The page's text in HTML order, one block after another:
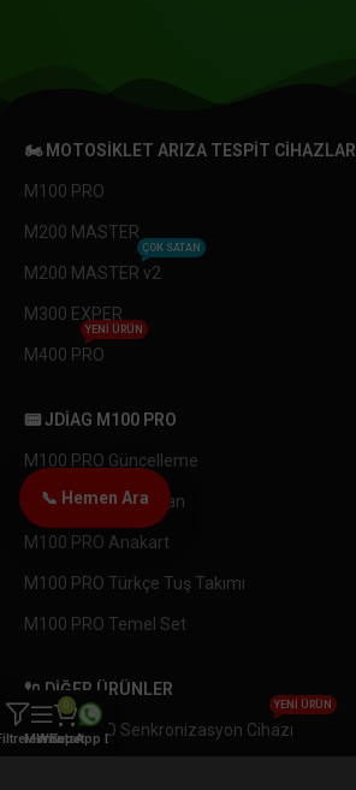
🏍️ MOTOSIKLET ARIZA TESPIT CIHAZLARI
M100 PRO
M200 MASTER
M200 MASTER v2
ÇOK SATAN
M300 EXPER
M400 PRO
YENI ÜRÜN
📟 JDIAG M100 PRO
M100 PRO Güncelleme
M100 PRO LCD Ekran
M100 PRO Anakart
M100 PRO Türkçe Tuş Takımı
M100 PRO Temel Set
🔌 DIĞER ÜRÜNLER
OBDEMOTO Senkronizasyon Cihazı
YENI ÜRÜN
Menü
0
Sepet
WhatsApp Destek
📞 Hemen Ara